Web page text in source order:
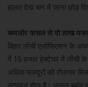
हालत देख बाग में जाना छोड़
कमजोर फसल से दो लाख
बिहार लीची एसोसिएशन के
में 15 हजार हेक्टेयर में लीची
अधिक मजदूरों को रोजगार